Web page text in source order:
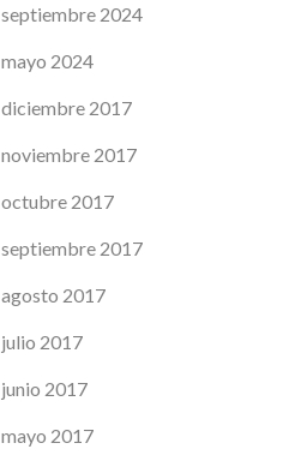
septiembre 2024
mayo 2024
diciembre 2017
noviembre 2017
octubre 2017
septiembre 2017
agosto 2017
julio 2017
junio 2017
mayo 2017